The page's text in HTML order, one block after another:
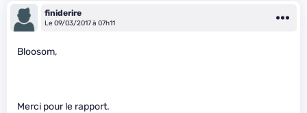
finiderire
Le 09/03/2017 à 07h11
Bloosom,
Merci pour le rapport.